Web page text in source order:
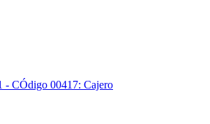
- CÓdigo 00417: Cajero